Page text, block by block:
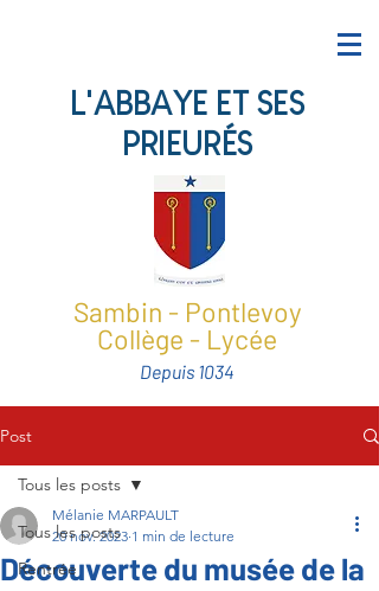
L'ABBAYE ET SES
PRIEURÉS
Sambin - Pontlevoy
Collège - Lycée
Depuis 1034
Post
Tous les posts
Rentrée
Tous les posts
Découverte du musée de la
Mélanie MARPAULT
20 nov. 2023 1 min de lecture